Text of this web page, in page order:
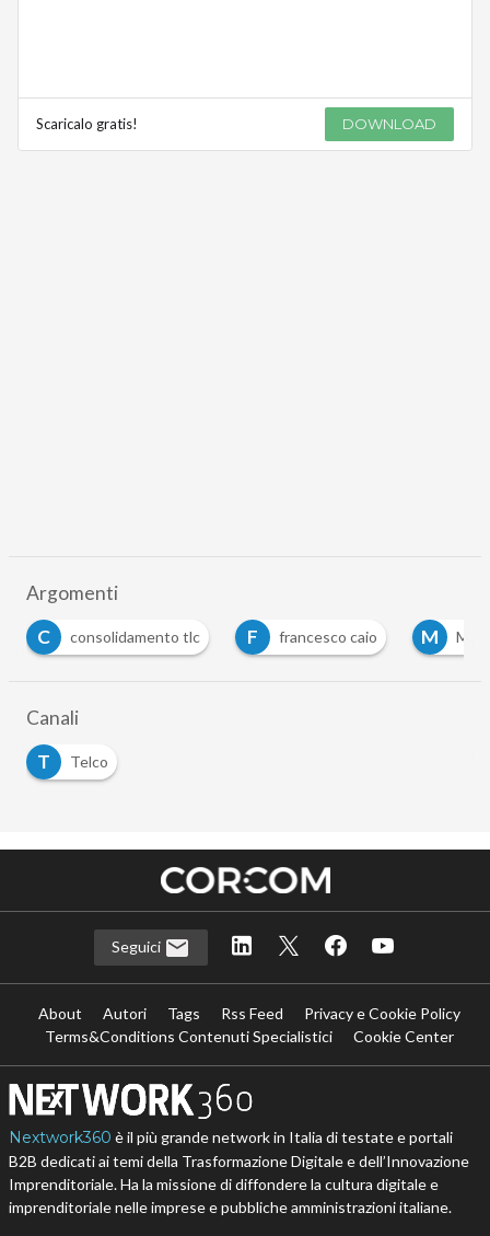
Scaricalo gratis! DOWNLOAD
Argomenti
C
consolidamento tlc F francesco caio M
Canali
T
Telco
Seguici
About Autori Tags Rss Feed
Privacy e Cookie Policy
Terms&Conditions Contenuti Specialistici
Cookie Center
Nextwork360 è il più grande network in Italia di testate e portali
B2B dedicati ai temi della Trasformazione Digitale e dell’Innovazione
Imprenditoriale. Ha la missione di diffondere la cultura digitale e
imprenditoriale nelle imprese e pubbliche amministrazioni italiane.